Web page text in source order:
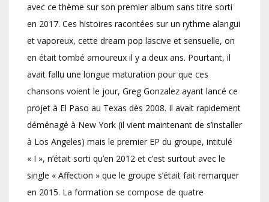
avec ce thème sur son premier album sans titre sorti
en 2017. Ces histoires racontées sur un rythme alangui
et vaporeux, cette dream pop lascive et sensuelle, on
en était tombé amoureux il y a deux ans. Pourtant, il
avait fallu une longue maturation pour que ces
chansons voient le jour, Greg Gonzalez ayant lancé ce
projet à El Paso au Texas dès 2008. Il avait rapidement
déménagé à New York (il vient maintenant de s’installer
à Los Angeles) mais le premier EP du groupe, intitulé
« I », n’était sorti qu’en 2012 et c’est surtout avec le
single « Affection » que le groupe s’était fait remarquer
en 2015. La formation se compose de quatre